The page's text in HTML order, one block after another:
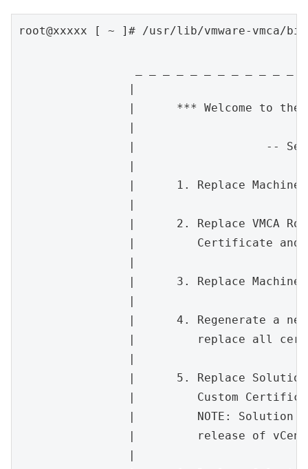
root@xxxxx [ ~ ]# /usr/lib/vmware-vmca/